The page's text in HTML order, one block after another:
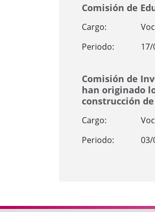
Comisión de
Cargo:
Periodo:
17/
Comisión de
han originado
construcción
Cargo:
Periodo:
03/